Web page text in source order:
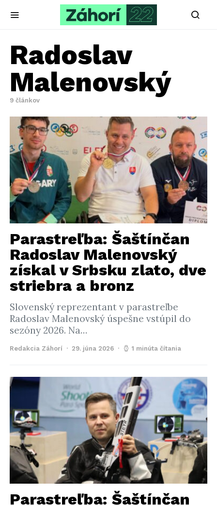
Radoslav
Malenovský
9 článkov
Parastreľba: Šaštínčan
Radoslav Malenovský
získal v Srbsku zlato, dve
striebra a bronz
Slovenský reprezentant v parastreľbe
Radoslav Malenovský úspešne vstúpil do
sezóny 2026. Na…
Redakcia Záhorí 29. júna 2026 1 minúta čítania
Parastreľba: Šaštínčan